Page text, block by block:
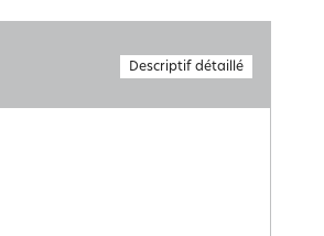
Descriptif détaillé